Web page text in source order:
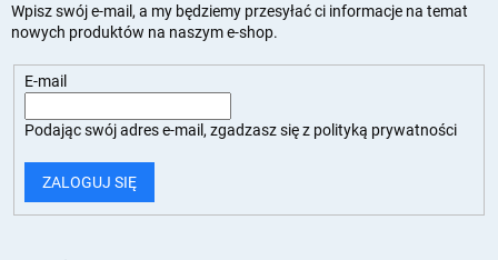
Wpisz swój e-mail, a my będziemy przesyłać ci informacje na temat
nowych produktów na naszym e-shop.
E-mail
Podając swój adres e-mail, zgadzasz się z polityką prywatności
ZALOGUJ SIĘ